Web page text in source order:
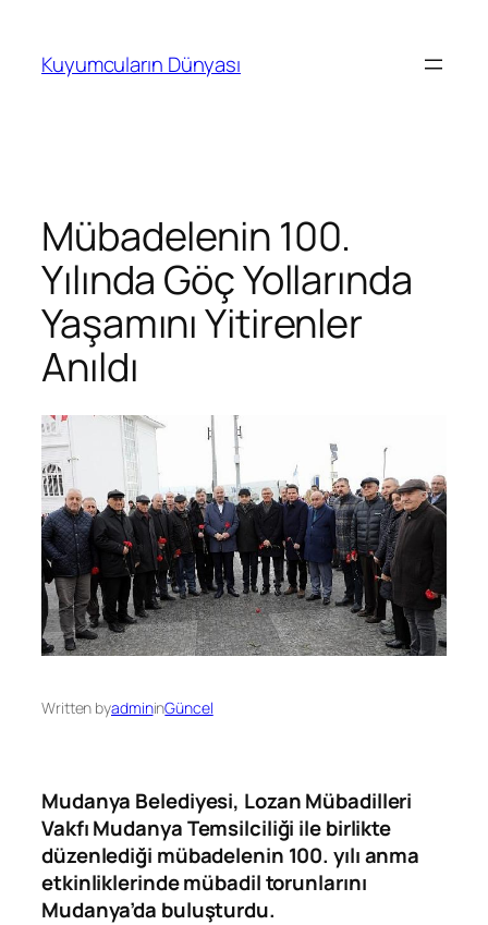
Kuyumcuların Dünyası
Mübadelenin 100.
Yılında Göç Yollarında
Yaşamını Yitirenler
Anıldı
Written byadmininGüncel
Mudanya Belediyesi, Lozan Mübadilleri
Vakfı Mudanya Temsilciliği ile birlikte
düzenlediği mübadelenin 100. yılı anma
etkinliklerinde mübadil torunlarını
Mudanya’da buluşturdu.